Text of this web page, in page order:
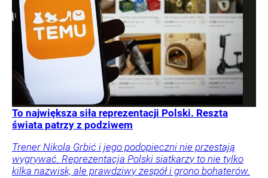
To największa siła reprezentacji Polski. Reszta
świata patrzy z podziwem
Trener Nikola Grbić i jego podopieczni nie przestają
wygrywać. Reprezentacja Polski siatkarzy to nie tylko
kilka nazwisk, ale prawdziwy zespół i grono bohaterów.